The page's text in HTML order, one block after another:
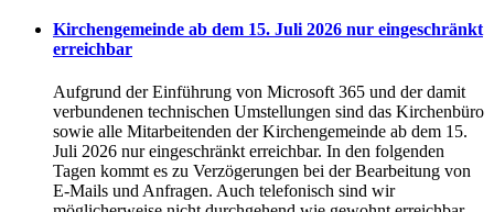
Kirchengemeinde ab dem 15. Juli 2026 nur eingeschränkt
erreichbar
Aufgrund der Einführung von Microsoft 365 und der damit
verbundenen technischen Umstellungen sind das Kirchenbüro
sowie alle Mitarbeitenden der Kirchengemeinde ab dem 15.
Juli 2026 nur eingeschränkt erreichbar. In den folgenden
Tagen kommt es zu Verzögerungen bei der Bearbeitung von
E-Mails und Anfragen. Auch telefonisch sind wir